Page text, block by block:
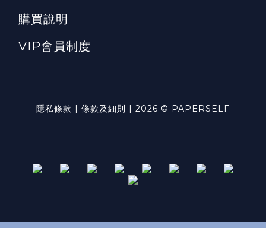
購買說明
VIP會員制度
隱私條款 | 條款及細則 | 2026 © PAPERSELF